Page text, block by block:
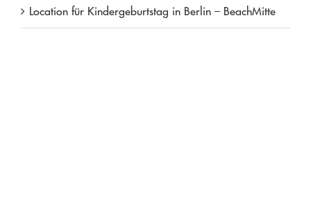
Location für Kindergeburtstag in Berlin – BeachMitte